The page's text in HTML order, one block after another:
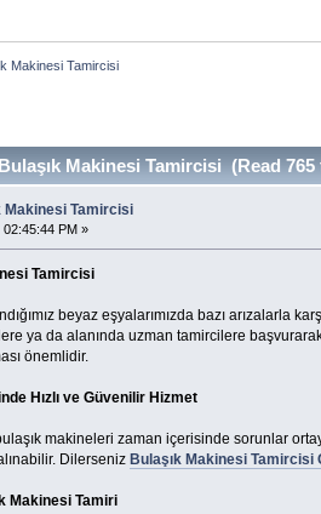
Makinesi Tamircisi
Makinesi Tamircisi (Read 765
Makinesi Tamircisi
PM »
Tamircisi
beyaz eşyalarımızda bazı arızalarla
ya da alanında uzman tamircilere
önemlidir.
Hızlı ve Güvenilir Hizmet
makineleri zaman içerisinde sorunlar
Dilerseniz Bulaşık Makinesi Tamircisi
Makinesi Tamiri